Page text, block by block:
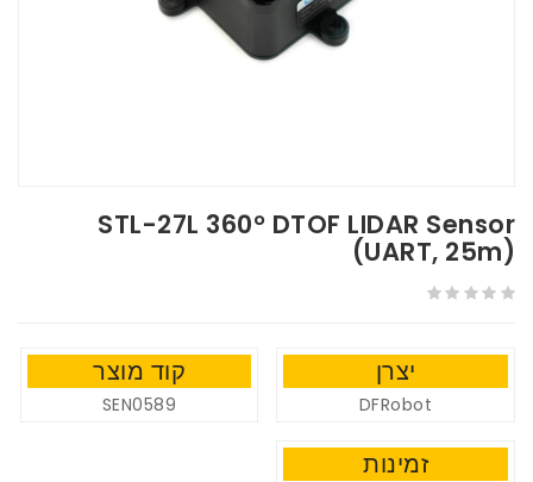
STL-27L 360° DTOF LIDAR Sensor
(UART, 25m)
יצרן
DFRobot
קוד מוצר
SEN0589
זמינות